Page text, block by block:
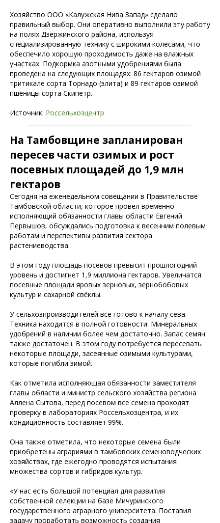
Хозяйство ООО «Калужская Нива Запад» сделало
правильный выбор. Они оперативно выполнили эту работу
на полях Дзержинского района, используя
специализированную технику с широкими колесами, что
обеспечило хорошую проходимость даже на влажных
участках. Подкормка азотными удобрениями была
проведена на следующих площадях: 86 гектаров озимой
тритикале сорта Торнадо (элита) и 89 гектаров озимой
пшеницы сорта Скипетр.
Источник: Россельхозцентр
На Тамбовщине запланирован
пересев части озимых и рост
посевных площадей до 1,9 млн
гектаров
Сегодня на еженедельном совещании в Правительстве
Тамбовской области, которое провел временно
исполняющий обязанности главы области Евгений
Первышов, обсуждались подготовка к весенним полевым
работам и перспективы развития сектора
растениеводства.
В этом году площадь посевов превысит прошлогодний
уровень и достигнет 1,9 миллиона гектаров. Увеличатся
посевные площади яровых зерновых, зернобобовых
культур и сахарной свёклы.
У сельхозпроизводителей все готово к началу сева.
Техника находится в полной готовности. Минеральных
удобрений в наличии более чем достаточно. Запас семян
также достаточен. В этом году потребуется пересевать
некоторые площади, засеянные озимыми культурами,
которые погибли зимой.
Как отметила исполняющая обязанности заместителя
главы области и министр сельского хозяйства региона
Аллена Сытова, перед посевом все семена проходят
проверку в лабораториях Россельхозцентра, и их
кондиционность составляет 99%.
Она также отметила, что некоторые семена были
приобретены аграриями в тамбовских семеноводческих
хозяйствах, где ежегодно проводятся испытания
множества сортов и гибридов культур.
«У нас есть большой потенциал для развития
собственной селекции на базе Мичуринского
государственного аграрного университета. Поставил
задачу проработать возможность создания